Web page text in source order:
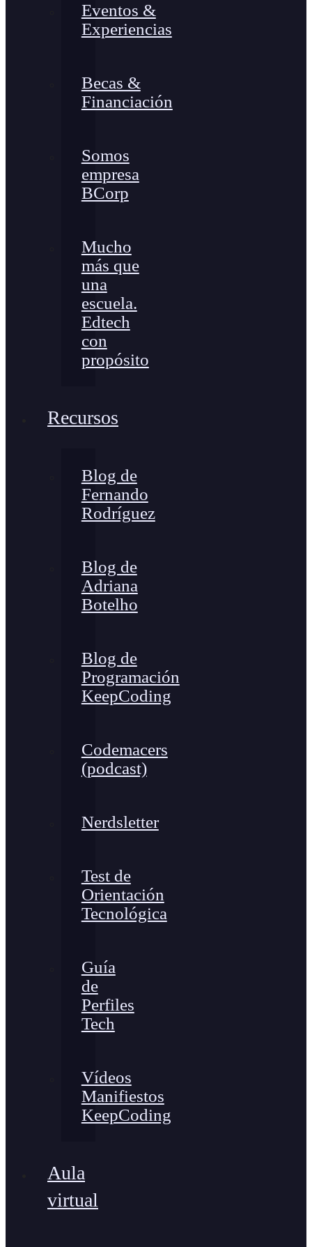
Eventos &
Experiencias
Becas &
Financiación
Somos
empresa
BCorp
Mucho
más que
una
escuela.
Edtech
con
propósito
Recursos
Blog de
Fernando
Rodríguez
Blog de
Adriana
Botelho
Blog de
Programación
KeepCoding
Codemacers
(podcast)
Nerdsletter
Test de
Orientación
Tecnológica
Guía
de
Perfiles
Tech
Vídeos
Manifiestos
KeepCoding
Aula
virtual